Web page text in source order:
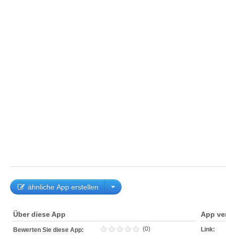
ähnliche App erstellen
Über diese App
Bewerten Sie diese App: (0)
App
Link: